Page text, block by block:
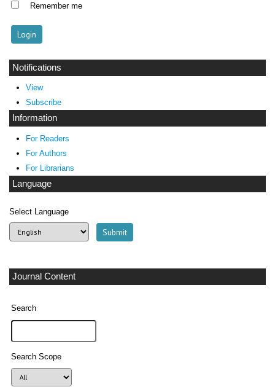
Remember me
Notifications
View
Subscribe
Information
For Readers
For Authors
For Librarians
Language
Select Language
Journal Content
Search
Search Scope